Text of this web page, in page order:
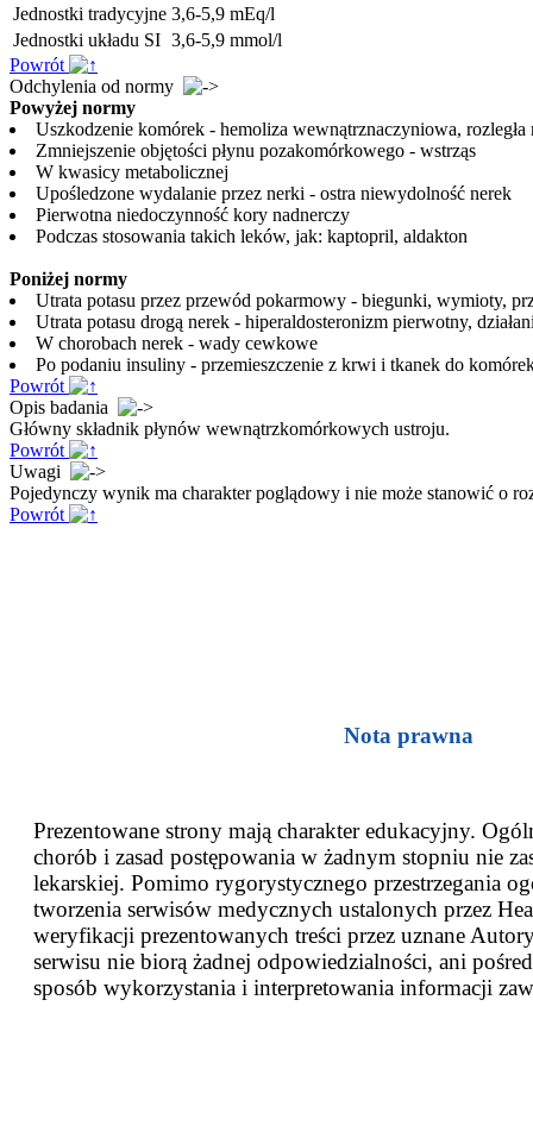
Jednostki tradycyjne 3,6-5,9 mEq/l
Jednostki układu SI 3,6-5,9 mmol/l
Powrót
Odchylenia od normy
Powyżej normy
Uszkodzenie komórek - hemoliza wewnątrznaczyniowa, rozległa
Zmniejszenie objętości płynu pozakomórkowego - wstrząs
W kwasicy metabolicznej
Upośledzone wydalanie przez nerki - ostra niewydolność nerek
Pierwotna niedoczynność kory nadnerczy
Podczas stosowania takich leków, jak: kaptopril, aldakton
Poniżej normy
Utrata potasu przez przewód pokarmowy - biegunki, wymioty,
Utrata potasu drogą nerek - hiperaldosteronizm pierwotny,
W chorobach nerek - wady cewkowe
Po podaniu insuliny - przemieszczenie z krwi i tkanek do
Powrót
Opis badania
Główny składnik płynów wewnątrzkomórkowych ustroju.
Powrót
Uwagi
Pojedynczy wynik ma charakter poglądowy i nie może stanowić o
Powrót
Nota prawna
Prezentowane strony mają charakter edukacyjny.
chorób i zasad postępowania w żadnym stopniu nie
lekarskiej. Pomimo rygorystycznego przestrzegania
tworzenia serwisów medycznych ustalonych przez
weryfikacji prezentowanych treści przez uznane
serwisu nie biorą żadnej odpowiedzialności, ani
sposób wykorzystania i interpretowania informacji